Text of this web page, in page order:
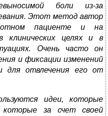
боли из-за
Этот метод автор
пациенте и на
клинических целях и в
Очень часто он
и фиксации изменений
для отвлечения его от
идеи, которые
за счет своей